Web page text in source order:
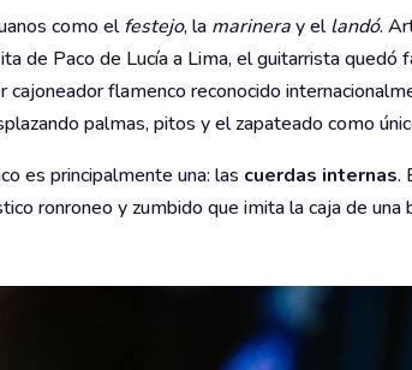
como elfestejo, la marineray ellandó.
de Paco de Lucía a Lima, el guitarrista
cajoneador flamenco reconocido
palmas, pitos y el zapateado como
es principalmente una: las cuerdas internas.
ronroneo y zumbido que imita la caja de una